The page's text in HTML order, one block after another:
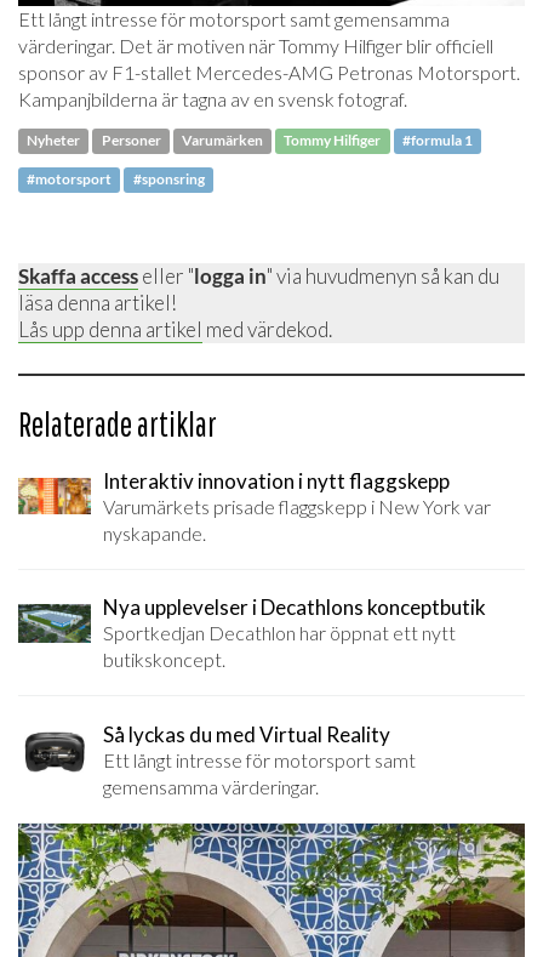
Ett långt intresse för motorsport samt gemensamma
värderingar. Det är motiven när Tommy Hilfiger blir officiell
sponsor av F1-stallet Mercedes-AMG Petronas Motorsport.
Kampanjbilderna är tagna av en svensk fotograf.
Nyheter Personer Varumärken Tommy Hilfiger #formula 1
#motorsport #sponsring
Skaffa accesseller "logga in" via huvudmenyn så kan du
läsa denna artikel!
Lås upp denna artikel med värdekod.
Relaterade artiklar
Interaktiv innovation i nytt flaggskepp
Varumärkets prisade flaggskepp i New York var
nyskapande.
Nya upplevelser i Decathlons konceptbutik
Sportkedjan Decathlon har öppnat ett nytt
butikskoncept.
Så lyckas du med Virtual Reality
Ett långt intresse för motorsport samt
gemensamma värderingar.